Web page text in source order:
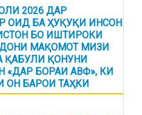
2026 ДАР
ОИД БА ҲУҚУҚИ ИНСОН
БО ИШТИРОКИ
МАҚОМОТ МИЗИ
ҚАБУЛИ ҚОНУНИ
БОРАИ АВФ», КИ
ОН БАРОИ ТАҲКИ